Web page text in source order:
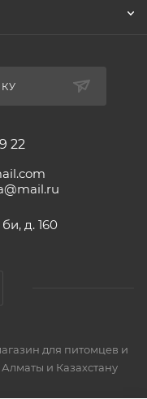
22
д. 160
для питомцев и
и Казахстану